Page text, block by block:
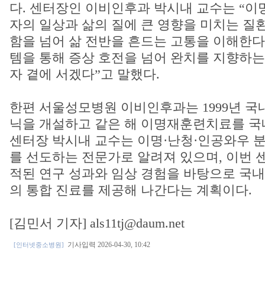
다. 센터장인 이비인후과 박시내 교수는 “이
자의 일상과 삶의 질에 큰 영향을 미치는 질
함을 넘어 삶 전반을 흔드는 고통을 이해한
템을 통해 증상 호전을 넘어 완치를 지향하
자 곁에 서겠다”고 말했다.
한편 서울성모병원 이비인후과는 1999년 국
닉을 개설하고 같은 해 이명재훈련치료를
센터장 박시내 교수는 이명·난청·인공와우
를 선도하는 전문가로 알려져 있으며, 이번
적된 연구 성과와 임상 경험을 바탕으로 국
의 통합 진료를 제공해 나간다는 계획이다.
[김민서 기자] als11tj@daum.net
[인터넷중소병원] 기사입력 2026-04-30, 10:42